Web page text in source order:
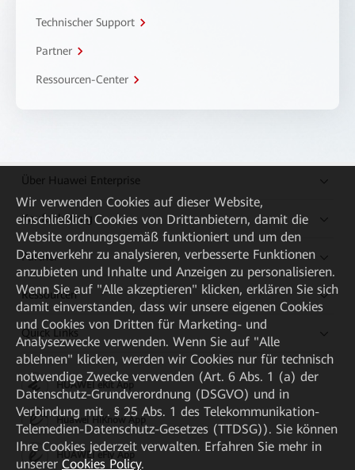
Technischer Support
Partner
Ressourcen-Center
Über Huawei Enterprise
Kaufanleitung
Partner
Ressourcen
Quick Links
HUAWEI eKit App
Huawei HiKnow App
HUAWEI eFly App
Wir verwenden Cookies auf dieser Website,
einschließlich Cookies von Drittanbietern, damit die
Website ordnungsgemäß funktioniert und um den
Datenverkehr zu analysieren, verbesserte Funktionen
anzubieten und Inhalte und Anzeigen zu personalisieren.
Wenn Sie auf "Alle akzeptieren" klicken, erklären Sie sich
damit einverstanden, dass wir unsere eigenen Cookies
und Cookies von Dritten für Marketing- und
Analysezwecke verwenden. Wenn Sie auf "Alle
ablehnen" klicken, werden wir Cookies nur für technisch
notwendige Zwecke verwenden (Art. 6 Abs. 1 (a) der
Datenschutz-Grundverordnung (DSGVO) und in
Verbindung mit . § 25 Abs. 1 des Telekommunikation-
Telemedien-Datenschutz-Gesetzes (TTDSG)). Sie können
Ihre Cookies jederzeit verwalten. Erfahren Sie mehr in
unserer Cookies Policy.